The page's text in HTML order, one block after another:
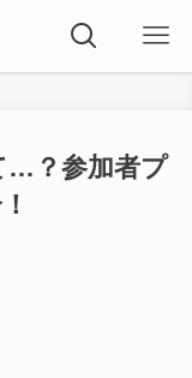
…？参加者プ